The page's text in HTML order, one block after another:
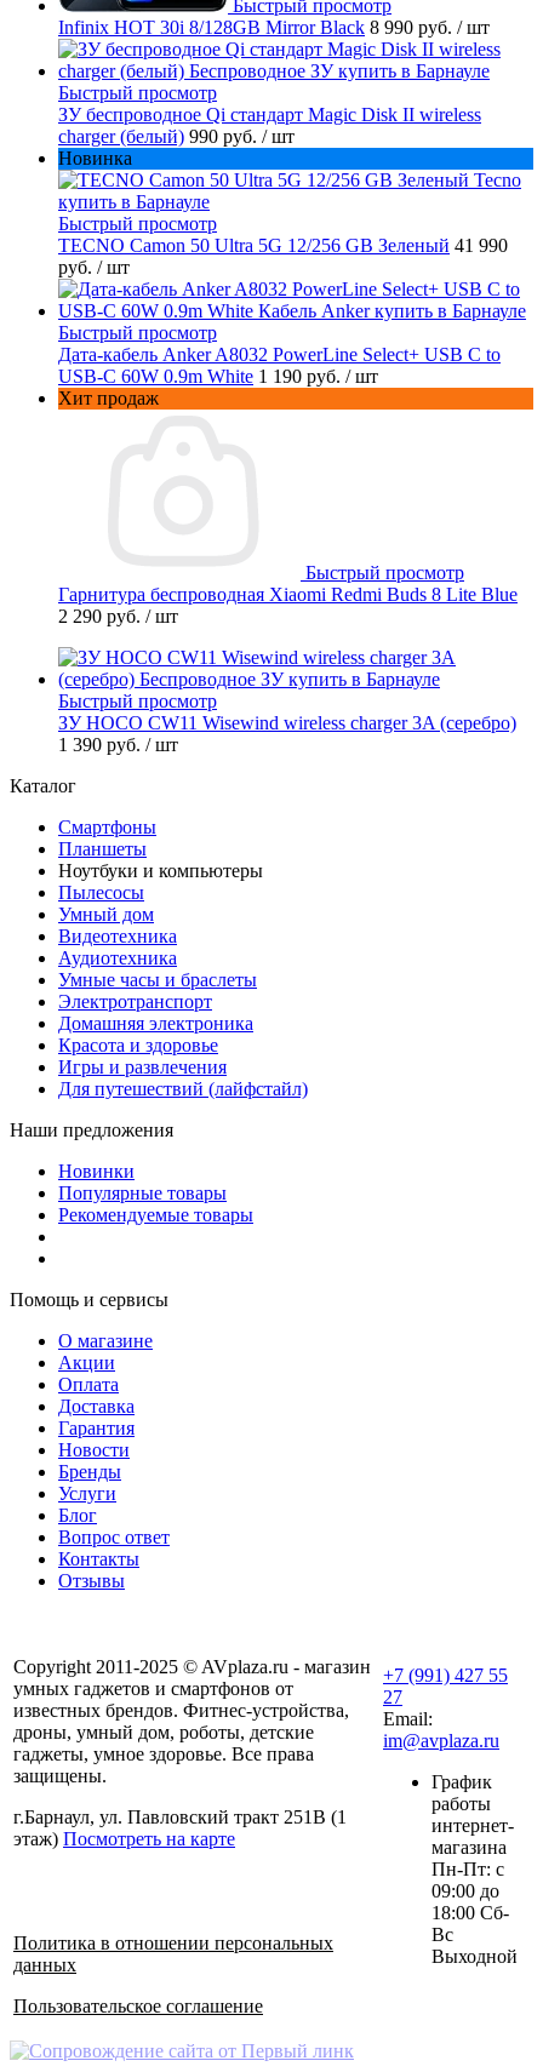
Быстрый просмотр
Infinix HOT 30i 8/128GB Mirror Black 8 990 руб. / шт
Быстрый просмотр
ЗУ беспроводное Qi стандарт Magic Disk II wireless
charger (белый) 990 руб. / шт
Новинка
Быстрый просмотр
TECNO Camon 50 Ultra 5G 12/256 GB Зеленый 41 990
руб. / шт
Быстрый просмотр
Дата-кабель Anker A8032 PowerLine Select+ USB C to
USB-C 60W 0.9m White 1 190 руб. / шт
Хит продаж
Быстрый просмотр
Гарнитура беспроводная Xiaomi Redmi Buds 8 Lite Blue
2 290 руб. / шт
Быстрый просмотр
ЗУ HOCO CW11 Wisewind wireless charger 3A (серебро)
1 390 руб. / шт
Каталог
Смартфоны
Планшеты
Ноутбуки и компьютеры
Пылесосы
Умный дом
Видеотехника
Аудиотехника
Умные часы и браслеты
Электротранспорт
Домашняя электроника
Красота и здоровье
Игры и развлечения
Для путешествий (лайфстайл)
Наши предложения
Новинки
Популярные товары
Рекомендуемые товары
Помощь и сервисы
О магазине
Акции
Оплата
Доставка
Гарантия
Новости
Бренды
Услуги
Блог
Вопрос ответ
Контакты
Отзывы
Copyright 2011-2025 © AVplaza.ru - магазин
умных гаджетов и смартфонов от
известных брендов. Фитнес-устройства,
дроны, умный дом, роботы, детские
гаджеты, умное здоровье. Все права
защищены.
г.Барнаул, ул. Павловский тракт 251В (1
этаж) Посмотреть на карте
Политика в отношении персональных
данных
Пользовательское соглашение
+7 (991) 427 55
27
Email:
im@avplaza.ru
График
работы
интернет-
магазина
Пн-Пт: с
09:00 до
18:00 Сб-
Вс
Выходной